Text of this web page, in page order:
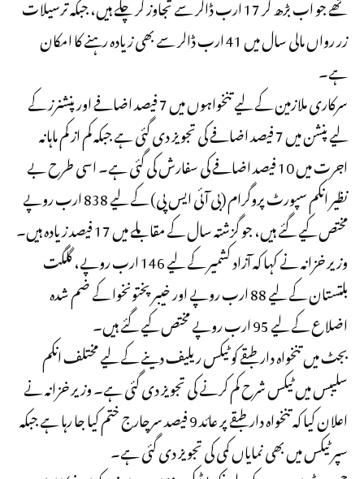
زر رواں مالی سال میں 41 ارب ڈالر سے بھی زیادہ رہنے کا امکان
ہے۔
سرکاری ملازمین کے لیے تنخواہوں میں 7 فیصد اضافے اور پنشنرز کے
لیے پنشن میں 7 فیصد اضافے کی تجویز دی گئی ہے جبکہ کم از کم ماہانہ
اجرت میں 10 فیصد اضافے کی سفارش کی گئی ہے۔ اسی طرح بے
نظیر انکم سپورٹ پروگرام (بی آئی ایس پی) کے لیے 838 ارب روپے
مختص کیے گئے ہیں، جو گزشتہ سال کے مقابلے میں 17 فیصد زیادہ ہیں۔
وزیر خزانہ نے کہا کہ آزاد کشمیر کے لیے 146 ارب روپے، گلگت
بلتستان کے لیے 88 ارب روپے اور خیبرپختونخوا کے ضم شدہ
اضلاع کے لیے 95 ارب روپے مختص کیے گئے ہیں۔
بجٹ میں تنخواہ دار طبقے کو ٹیکس ریلیف دینے کے لیے مختلف انکم
سلیبس میں ٹیکس شرح کم کرنے کی تجویز دی گئی ہے۔ وزیر خزانہ نے
اعلان کیا کہ تنخواہ دار طبقے پر عائد 9 فیصد سرچارج ختم کیا جا رہا ہے جبکہ
سپر ٹیکس میں بھی نمایاں کمی کی تجویز دی گئی ہے۔